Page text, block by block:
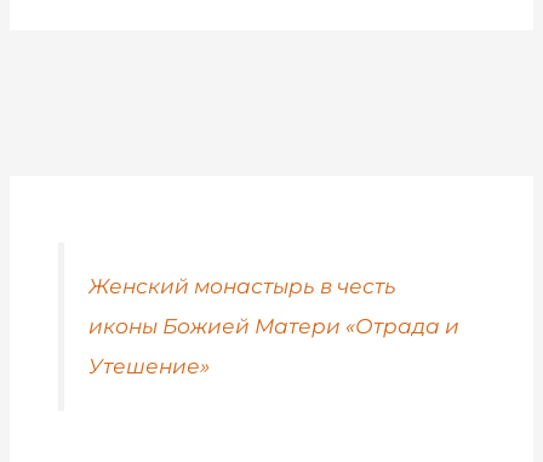
Женский монастырь в честь
иконы Божией Матери «Отрада и
Утешение»